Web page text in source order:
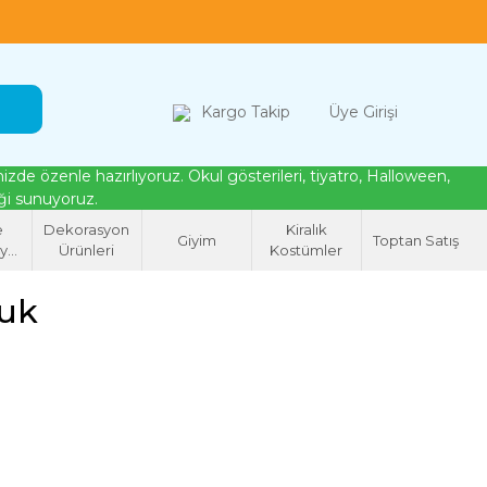
Kargo Takip Üye Girişi
özenle hazırlıyoruz. Okul gösterileri, tiyatro, Halloween,
sunuyoruz.
Dekorasyon
Ürünleri
Giyim
Kiralık
Kostümler
Toptan Satış